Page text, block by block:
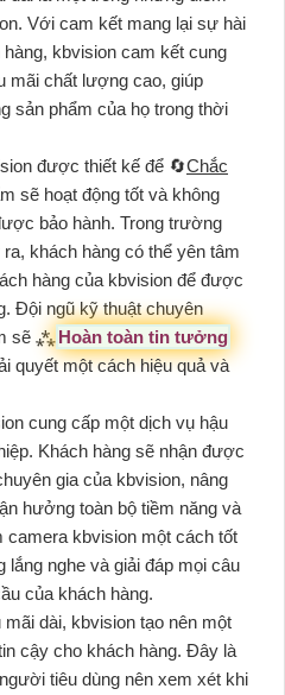
Với cam kết mang lại sự hài
kbvision cam kết cung
mãi chất lượng cao, giúp
sản phẩm của họ trong thời
được thiết kế để 🔄Chắc
sẽ hoạt động tốt và không
bảo hành. Trong trường
khách hàng có thể yên tâm
hàng của kbvision để được
Đội ngũ kỹ thuật chuyên
sẽ ⁂Hoàn toàn tin tưởng
quyết một cách hiệu quả và
cung cấp một dịch vụ hậu
Khách hàng sẽ nhận được
gia của kbvision, nâng
hưởng toàn bộ tiềm năng và
camera kbvision một cách tốt
lắng nghe và giải đáp mọi câu
của khách hàng.
dài, kbvision tạo nên một
cậy cho khách hàng. Đây là
tiêu dùng nên xem xét khi